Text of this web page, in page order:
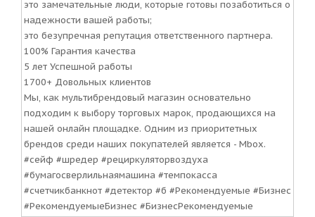
это замечательные люди, которые готовы позаботиться о
надежности вашей работы;
это безупречная репутация ответственного партнера.
100% Гарантия качества
5 лет Успешной работы
1700+ Довольных клиентов
Мы, как мультибрендовый магазин основательно
подходим к выбору торговых марок, продающихся на
нашей онлайн площадке. Одним из приоритетных
брендов среди наших покупателей является - Mbox.
#сейф #шредер #рециркуляторвоздуха
#бумагосверлильнаямашина #темпокасса
#счетчикбанкнот #детектор #б #Рекомендуемые #Бизнес
#РекомендуемыеБизнес #БизнесРекомендуемые